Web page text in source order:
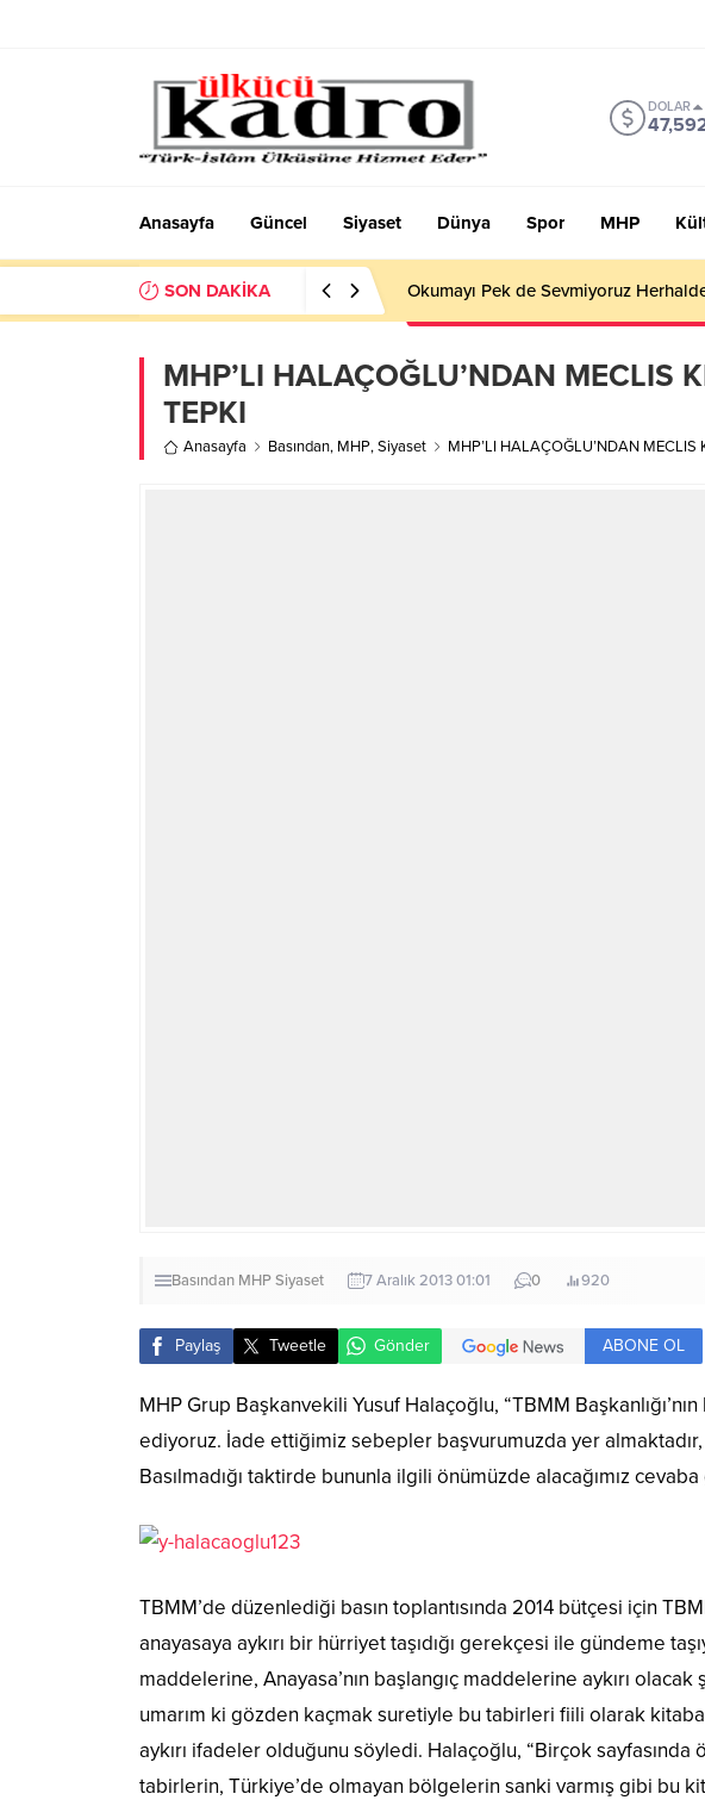
DOLAR
Anasayfa Güncel Siyaset Dünya Spor MHP
SON DAKİKA Okumayı Pek de Sevmiyoruz
MHP’LI HALAÇOĞLU’NDAN MECLIS
TEPKI
Anasayfa Basından, MHP,Siyaset MHP’LI HALAÇOĞLU’NDAN MECLIS
Basından MHPSiyaset 7 Aralık 2013 01:01 0 920
Paylaş Tweetle Gönder ABONE OL
MHP Grup Başkanvekili Yusuf Halaçoğlu, “TBMM
ediyoruz. İade ettiğimiz sebepler başvurumuzda yer
Basılmadığı taktirde bununla ilgili önümüzde alacağımız
TBMM’de düzenlediği basın toplantısında 2014 bütçesi için
anayasaya aykırı bir hürriyet taşıdığı gerekçesi ile gündeme
maddelerine, Anayasa’nın başlangıç maddelerine aykırı
umarım ki gözden kaçmak suretiyle bu tabirleri fiili olarak
aykırı ifadeler olduğunu söyledi. Halaçoğlu, “Birçok sayfasında
tabirlerin, Türkiye’de olmayan bölgelerin sanki varmış gibi bu